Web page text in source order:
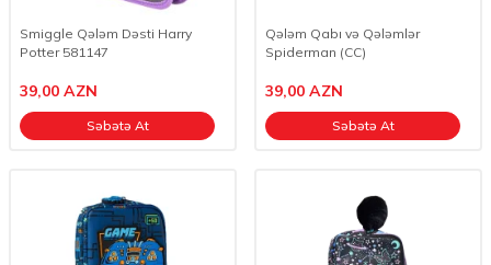
Smiggle Qələm Dəsti Harry
Potter 581147
39,00 AZN
Səbətə At
Qələm Qabı və Qələmlər
Spiderman (CC)
39,00 AZN
Səbətə At